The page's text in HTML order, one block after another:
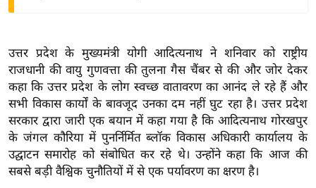
वि
शे
ष
ज्ञ
रा
य
ब
उत्तर प्रदेश के मुख्यमंत्री योगी आदित्यनाथ ने शनिवार को राष्ट्रीय
राजधानी की वायु गुणवत्ता की तुलना गैस चैंबर से की और जोर देकर
कहा कि उत्तर प्रदेश के लोग स्वच्छ वातावरण का आनंद ले रहे हैं और
सभी विकास कार्यों के बावजूद उनका दम नहीं घुट रहा है। उत्तर प्रदेश
सरकार द्वारा जारी एक बयान में कहा गया है कि आदित्यनाथ गोरखपुर
के जंगल कौरिया में पुनर्निर्मित ब्लॉक विकास अधिकारी कार्यालय के
उद्घाटन समारोह को संबोधित कर रहे थे। उन्होंने कहा कि आज की
सबसे बड़ी वैश्विक चुनौतियों में से एक पर्यावरण का क्षरण है।